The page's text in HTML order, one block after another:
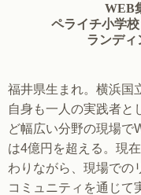
WEB
ペライチ小学
ランディ
福井県生まれ。横浜国
自身も一人の実践者と
ど幅広い分野の現場で
は4億円を超える。現
わりながら、現場での
コミュニティを通じて